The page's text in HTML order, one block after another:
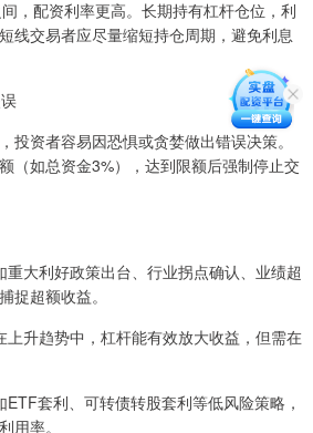
，配资利率更高。长期持有杠杆仓位，利
线交易者应尽量缩短持仓周期，避免利息
投资者容易因恐惧或贪婪做出错误决策。
（如总资金3%），达到限额后强制停止交
重大利好政策出台、行业拐点确认、业绩超
捉超额收益。
上升趋势中，杠杆能有效放大收益，但需在
套利、可转债转股套利等低风险策略，
用率。